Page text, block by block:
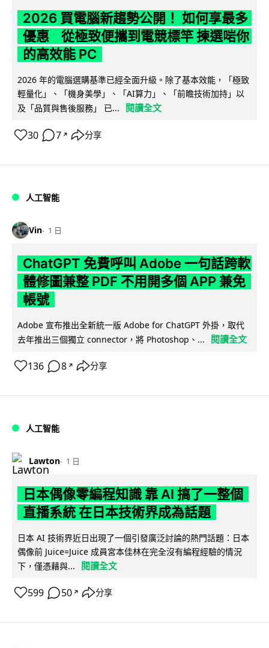
2026 買電腦新趨勢公開！ 如何享最多
優惠 從極致便攜到電競標竿 揀選啱你
的高效能 PC
2026 年的電腦選購基準已經全面升級。除了基本效能，「極致
輕量化」、「機身美學」、「AI算力」、「前瞻技術加持」以
及「品質與售後服務」 已...
閱讀全文
30 7 ↗ 分享
人工智能
Vin 1 日
ChatGPT 免費呼叫 Adobe 一句話跨軟
體修圖兼整 PDF 不用開多個 APP 兼免
帳號
Adobe 宣布推出全新統一版 Adobe for ChatGPT 外掛，取代
去年推出三個獨立 connector，將 Photoshop、...
閱讀全文
136 8 ↗ 分享
人工智能
Lawton 1 日
日本偶像零編程知識 靠 AI 搞了一整個
直播系統 在日本技術界成為話題
日本 AI 技術界近日出現了一個引發廣泛討論的熱門話題：日本
偶像前 Juice=Juice 成員宮本佳林在完全沒有編程經驗的情況
下，僅憑藉與...
閱讀全文
599 50 ↗ 分享